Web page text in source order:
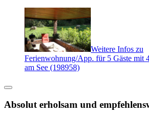
Weitere Infos zu
Ferienwohnung/App. für 5 Gäste mit
am See (198958)
Absolut erholsam und